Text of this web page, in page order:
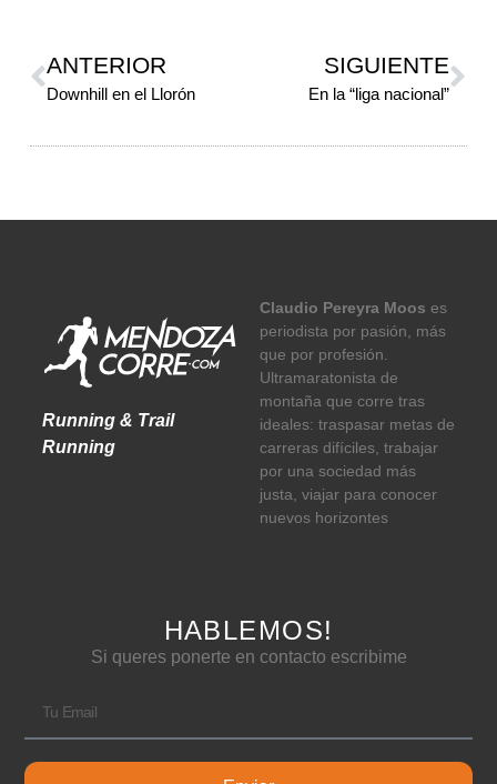
ANTERIOR
Downhill en el Llorón
SIGUIENTE
En la “liga nacional”
Running & Trail
Running
Claudio Pereyra Moos es
periodista por pasión, más
que por profesión.
Ultramaratonista de
montaña que corre tras
ideales: traspasar metas de
carreras difíciles, trabajar
por una sociedad más
justa, viajar para conocer
nuevos horizontes
HABLEMOS!
Si queres ponerte en contacto escribime